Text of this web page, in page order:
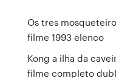
Os tres
filme 1993 elenco
Kong a ilha da
filme completo